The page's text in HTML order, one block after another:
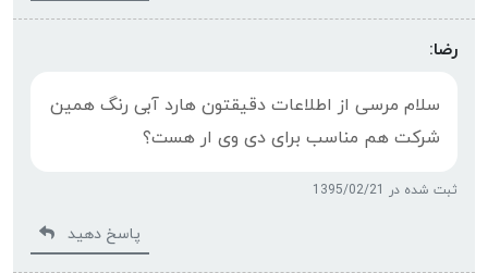
رضا:
سلام مرسی از اطلاعات دقیقتون هارد آبی رنگ همین
شرکت هم مناسب برای دی وی ار هست؟
ثبت شده در 1395/02/21
پاسخ دهید